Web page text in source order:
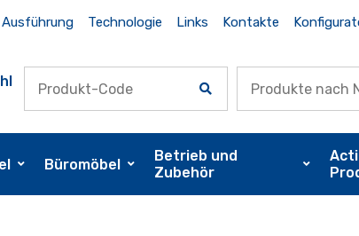
Ausführung Technologie Links Kontakte
Büromöbel
Betrieb und
Zubehör